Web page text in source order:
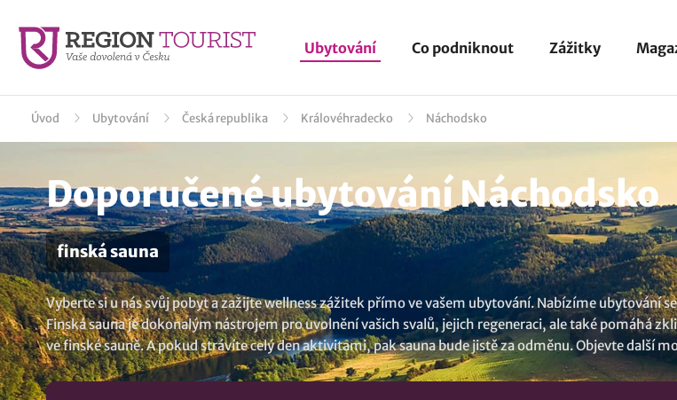
Ubytování Co podniknout Zážitky
Úvod Ubytování Česká republika Královéhradecko Náchodsko
Doporučené ubytování Náchodsko
finská sauna
Vyberte si u nás svůj pobyt a zažijte wellness zážitek přímo ve vašem ubytování. Nabízíme ubytování
Finská sauna je dokonalým nástrojem pro uvolnění vašich svalů, jejich regeneraci, ale také pomáhá
ve finské sauně. A pokud strávíte celý den aktivitami, pak sauna bude jistě za odměnu. Objevte další